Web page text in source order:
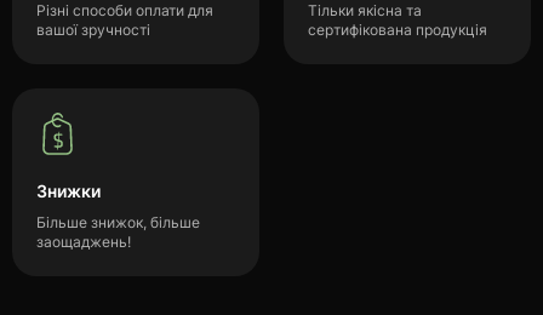
Різні способи оплати для
вашої зручності
Тільки якісна та
сертифікована продукція
Знижки
Більше знижок, більше
заощаджень!